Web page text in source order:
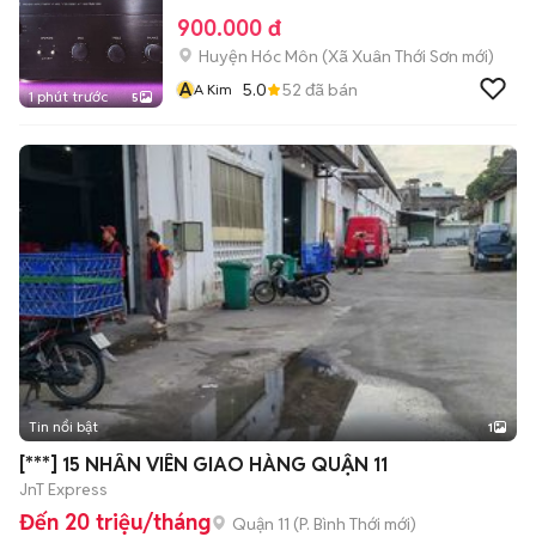
1 phút trước 5
900.000 đ
Huyện Hóc Môn (Xã Xuân Thới Sơn mới)
AA Kim 5.0 52 đã bán
Tin nổi bật 1
[***] 15 NHÂN VIÊN GIAO HÀNG QUẬN 11
JnT Express
Đến 20 triệu/tháng Quận 11 (P. Bình Thới mới)